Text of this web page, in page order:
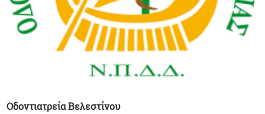
Οδοντιατρεία Βελεστίνου